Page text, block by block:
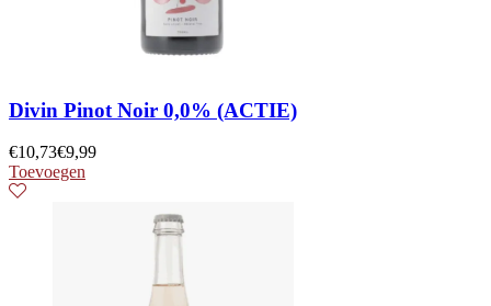
Divin Pinot Noir 0,0% (ACTIE)
€10,73€9,99
Toevoegen